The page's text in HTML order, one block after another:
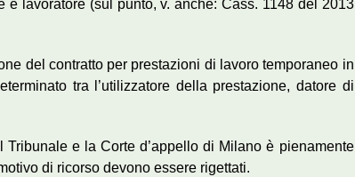
e lavoratore (sul punto, v. anche: Cass. 1148 del 2013
del contratto per prestazioni di lavoro temporaneo in
tra l’utilizzatore della prestazione, datore di
e la Corte d’appello di Milano è pienamente
di ricorso devono essere rigettati.